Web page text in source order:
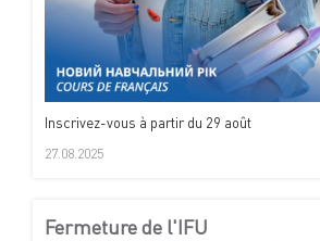
Inscrivez-vous à partir du 29 août
27.08.2025
Fermeture de l'IFU